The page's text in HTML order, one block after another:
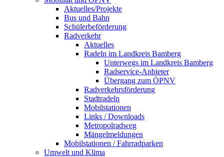
Aktuelles/Projekte
Bus und Bahn
Schülerbeförderung
Radverkehr
Aktuelles
Radeln im Landkreis Bamberg
Unterwegs im Landkreis Bamberg
Radservice-Anbieter
Übergang zum ÖPNV
Radverkehrsförderung
Stadtradeln
Mobilstationen
Links / Downloads
Metropolradweg
Mängelmeldungen
Mobilstationen / Fahrradparken
Umwelt und Klima